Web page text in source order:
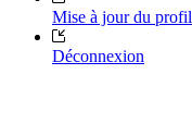
Mise à jour du profil
Déconnexion